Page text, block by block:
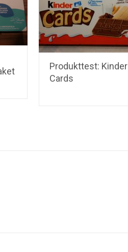
Produkttest: Kinder
Cards